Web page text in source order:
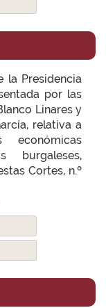
la Presidencia
por las
Linares y
relativa a
burgaleses,
Cortes, n.º